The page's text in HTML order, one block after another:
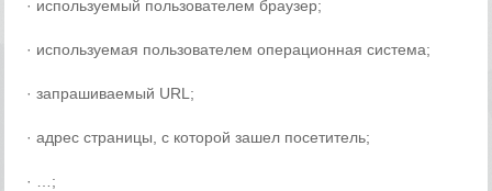
· используемый пользователем браузер;
· используемая пользователем операционная система;
· запрашиваемый URL;
· адрес страницы, с которой зашел посетитель;
· …;